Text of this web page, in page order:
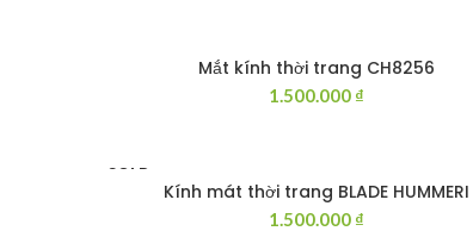
THÊM VÀO GIỎ HÀNG
Mắt kính thời trang CH8256
1.500.000 ₫
SOLD
ĐỌC TIẾP
Kính mát thời trang BLADE HUMMERI
1.500.000 ₫